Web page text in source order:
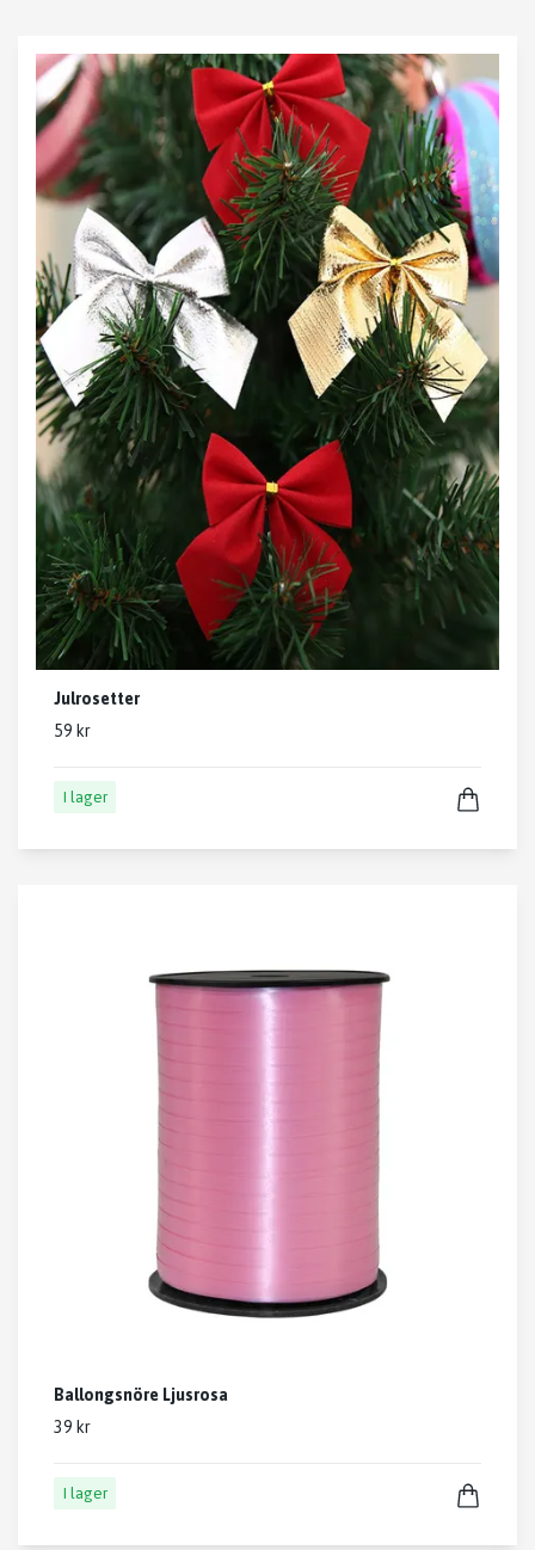
Julrosetter
59 kr
I lager
Ballongsnöre Ljusrosa
39 kr
I lager